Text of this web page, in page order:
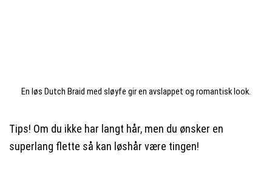
En løs Dutch Braid med sløyfe gir en avslappet og romantisk look.
Tips! Om du ikke har langt hår, men du ønsker en
superlang flette så kan løshår være tingen!